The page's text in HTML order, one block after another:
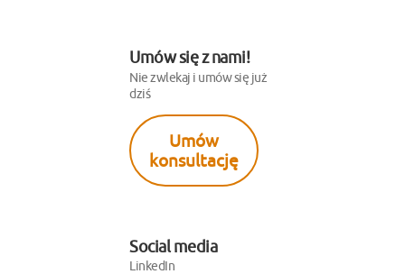
Umów się z nami!
Nie zwlekaj i umów się już
dziś
Umów
konsultację
Social media
LinkedIn